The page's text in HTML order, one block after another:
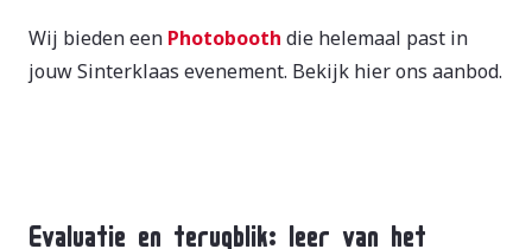
Wij bieden een Photobooth die helemaal past in
jouw Sinterklaas evenement. Bekijk hier ons aanbod.
Evaluatie en terugblik: leer van het